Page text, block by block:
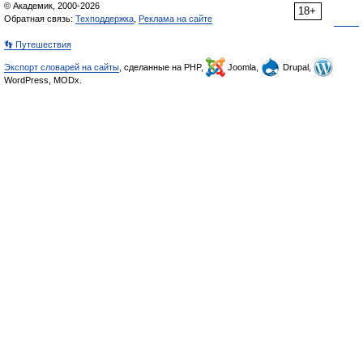
18+
© Академик, 2000-2026
Обратная связь: Техподдержка Реклама на сайте
👣 Путешествия
Экспорт словарей на сайты , сделанные на PHP, Joomla,
Drupal,
WordPress, MODx.